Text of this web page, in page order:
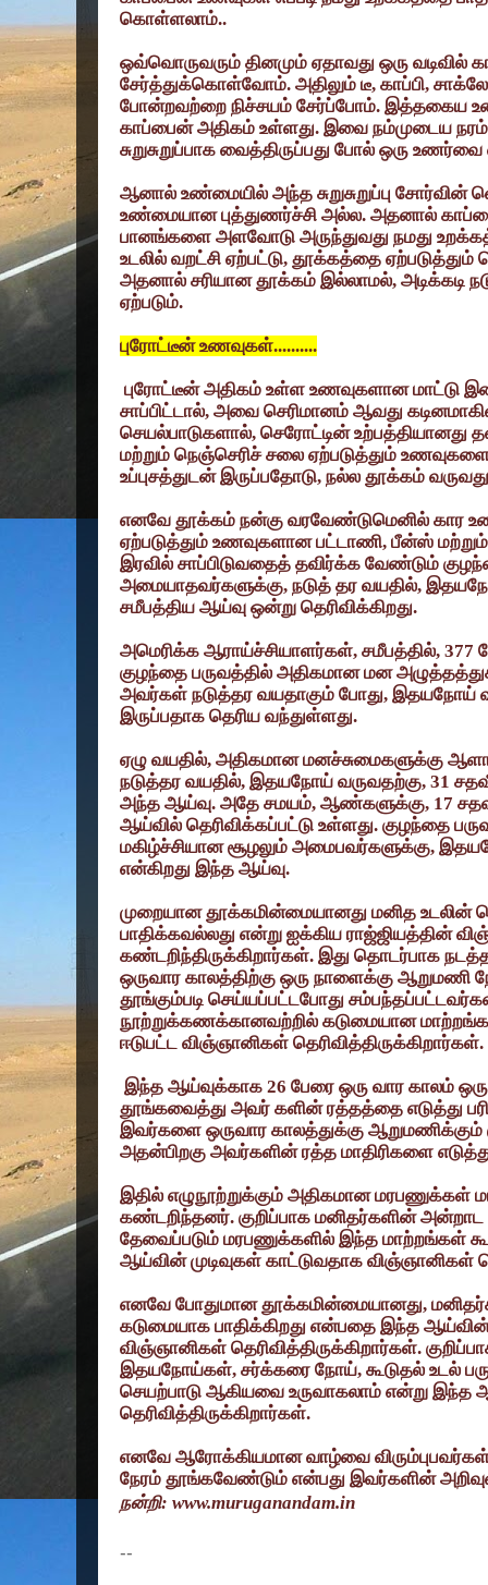
கொள்ளலாம்..
ஒவ்வொருவரும் தினமும் ஏதாவது ஒரு
சேர்த்துக்கொள்வோம். அதிலும் டீ, காப்பி,
போன்றவற்றை நிச்சயம் சேர்ப்போம். இத்தகைய
காப்பைன் அதிகம் உள்ளது. இவை நம்முடைய
சுறுசுறுப்பாக வைத்திருப்பது போல் ஒரு உணர்வை
ஆனால் உண்மையில் அந்த சுறுசுறுப்பு சோர்வின்
உண்மையான புத்துணர்ச்சி அல்ல. அதனால்
பானங்களை அளவோடு அருந்துவது நமது
உடலில் வறட்சி ஏற்பட்டு, தூக்கத்தை ஏற்படுத்தும்
அதனால் சரியான தூக்கம் இல்லாமல், அடிக்கடி
ஏற்படும்.
புரோட்டீன் உணவுகள்..........
புரோட்டீன் அதிகம் உள்ள உணவுகளான மாட்டு
சாப்பிட்டால், அவை செரிமானம் ஆவது
செயல்பாடுகளால், செரோட்டின் உற்பத்தியானது
மற்றும் நெஞ்செரிச் சலை ஏற்படுத்தும்
உப்புசத்துடன் இருப்பதோடு, நல்ல தூக்கம் வருவது
எனவே தூக்கம் நன்கு வரவேண்டுமெனில் கார
ஏற்படுத்தும் உணவுகளான பட்டாணி, பீன்ஸ்
இரவில் சாப்பிடுவதைத் தவிர்க்க வேண்டும்
அமையாதவர்களுக்கு, நடுத் தர வயதில்,
சமீபத்திய ஆய்வு ஒன்று தெரிவிக்கிறது.
அமெரிக்க ஆராய்ச்சியாளர்கள், சமீபத்தில், 377
குழந்தை பருவத்தில் அதிகமான மன
அவர்கள் நடுத்தர வயதாகும் போது, இதயநோய்
இருப்பதாக தெரிய வந்துள்ளது.
ஏழு வயதில், அதிகமான மனச்சுமைகளுக்கு
நடுத்தர வயதில், இதயநோய் வருவதற்கு, 31
அந்த ஆய்வு. அதே சமயம், ஆண்களுக்கு, 17
ஆய்வில் தெரிவிக்கப்பட்டு உள்ளது. குழந்தை
மகிழ்ச்சியான சூழலும் அமைபவர்களுக்கு,
என்கிறது இந்த ஆய்வு.
முறையான தூக்கமின்மையானது மனித உடலின்
பாதிக்கவல்லது என்று ஐக்கிய ராஜ்ஜியத்தின்
கண்டறிந்திருக்கிறார்கள். இது தொடர்பாக
ஒருவார காலத்திற்கு ஒரு நாளைக்கு ஆறுமணி
தூங்கும்படி செய்யப்பட்டபோது
நூற்றுக்கணக்கானவற்றில் கடுமையான
ஈடுபட்ட விஞ்ஞானிகள் தெரிவித்திருக்கிறார்கள்.
இந்த ஆய்வுக்காக 26 பேரை ஒரு வார காலம்
தூங்கவைத்து அவர் களின் ரத்தத்தை எடுத்து
இவர்களை ஒருவார காலத்துக்கு
அதன்பிறகு அவர்களின் ரத்த மாதிரிகளை
இதில் எழுநூற்றுக்கும் அதிகமான மரபணுக்கள்
கண்டறிந்தனர். குறிப்பாக மனிதர்களின் அன்றாட
தேவைப்படும் மரபணுக்களில் இந்த மாற்றங்கள்
ஆய்வின் முடிவுகள் காட்டுவதாக விஞ்ஞானிகள்
எனவே போதுமான தூக்கமின்மையானது,
கடுமையாக பாதிக்கிறது என்பதை இந்த ஆய்வின்
விஞ்ஞானிகள் தெரிவித்திருக்கிறார்கள்.
இதயநோய்கள், சர்க்கரை நோய், கூடுதல் உடல்
செயற்பாடு ஆகியவை உருவாகலாம் என்று
தெரிவித்திருக்கிறார்கள்.
எனவே ஆரோக்கியமான வாழ்வை
நேரம் தூங்கவேண்டும் என்பது இவர்களின்
நன்றி: www.muruganandam.in
--